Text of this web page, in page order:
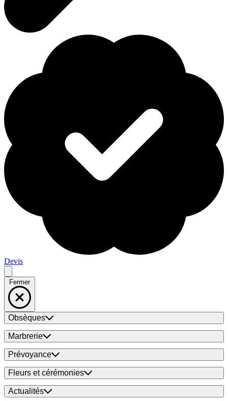
Devis
Fermer
Obsèques
Marbrerie
Prévoyance
Fleurs et cérémonies
Actualités